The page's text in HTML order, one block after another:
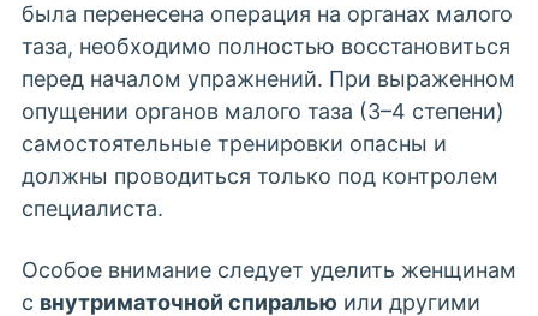
была перенесена операция на органах малого
таза, необходимо полностью восстановиться
перед началом упражнений. При выраженном
опущении органов малого таза (3–4 степени)
самостоятельные тренировки опасны и
должны проводиться только под контролем
специалиста.
Особое внимание следует уделить женщинам
с внутриматочной спиралью или другими